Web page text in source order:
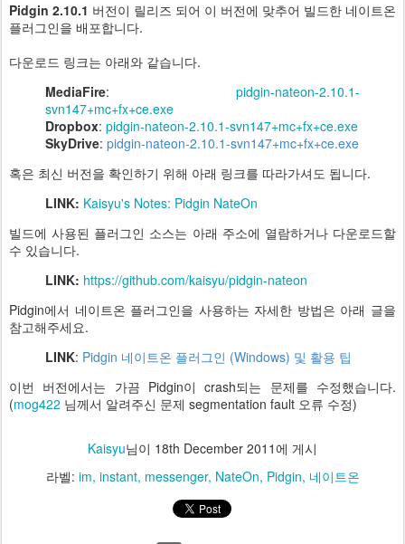
Pidgin 2.10.1 버전이 릴리즈 되어 이 버전에 맞추어 빌드한 네이트온
플러그인을 배포합니다.
다운로드 링크는 아래와 같습니다.
MediaFire: pidgin-nateon-2.10.1-
svn147+mc+fx+ce.exe
Dropbox: pidgin-nateon-2.10.1-svn147+mc+fx+ce.exe
SkyDrive: pidgin-nateon-2.10.1-svn147+mc+fx+ce.exe
혹은 최신 버전을 확인하기 위해 아래 링크를 따라가셔도 됩니다.
LINK: Kaisyu's Notes: Pidgin NateOn
빌드에 사용된 플러그인 소스는 아래 주소에 열람하거나 다운로드할
수 있습니다.
LINK: https://github.com/kaisyu/pidgin-nateon
Pidgin에서 네이트온 플러그인을 사용하는 자세한 방법은 아래 글을
참고해주세요.
LINK: Pidgin 네이트온 플러그인 (Windows) 및 활용 팁
이번 버전에서는 가끔 Pidgin이 crash되는 문제를 수정했습니다.
(mog422 님께서 알려주신 문제 segmentation fault 오류 수정)
Kaisyu님이 18th December 2011에 게시
라벨: im instant messenger NateOn Pidgin 네이트온